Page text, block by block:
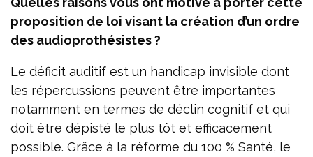
proposition de loi visant la création d’un ordre
des audioprothésistes ?
Le déficit auditif est un handicap invisible dont
les répercussions peuvent être importantes
notamment en termes de déclin cognitif et qui
doit être dépisté le plus tôt et efficacement
possible. Grâce à la réforme du 100 % Santé, le